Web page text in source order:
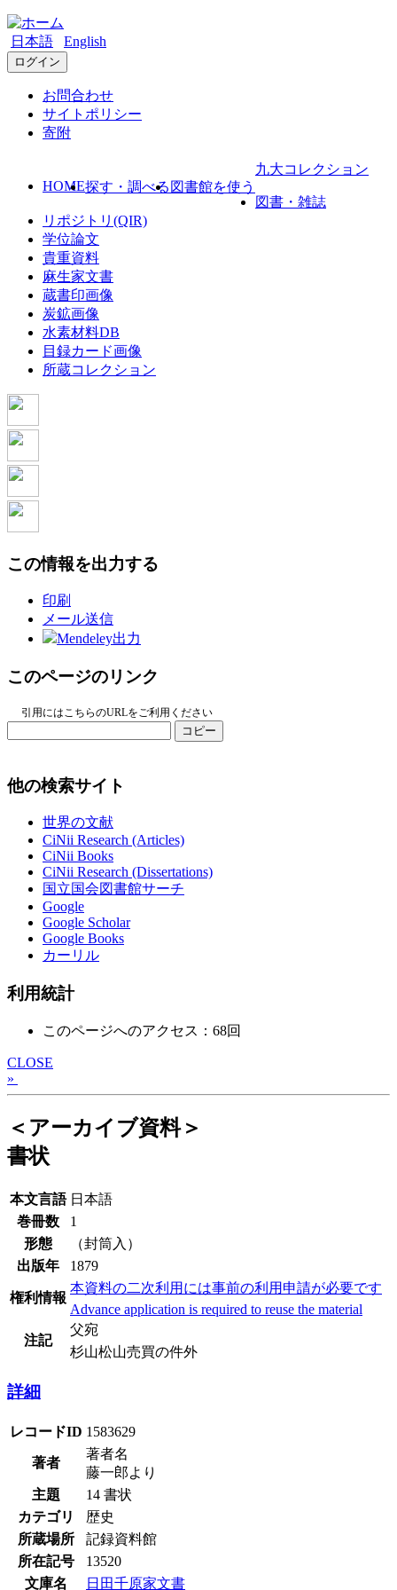
日本語 English
ログイン
お問合わせ
サイトポリシー
寄附
HOME探す・調べる 図書館を使う
九大コレクション
図書・雑誌
リポジトリ(QIR)
学位論文
貴重資料
麻生家文書
蔵書印画像
炭鉱画像
水素材料DB
目録カード画像
所蔵コレクション
この情報を出力する
印刷
メール送信
Mendeley出力
このページのリンク
引用にはこちらのURLをご利用ください
コピー
他の検索サイト
世界の文献
CiNii Research (Articles)
CiNii Books
CiNii Research (Dissertations)
国立国会図書館サーチ
Google
Google Scholar
Google Books
カーリル
利用統計
このページへのアクセス：68回
CLOSE
»
＜アーカイブ資料＞
書状
本文言語 日本語
巻冊数
1
形態
（封筒入）
出版年
1879
権利情報
本資料の二次利用には事前の利用申請が必要です
Advance application is required to reuse the material
注記
父宛
杉山松山売買の件外
詳細
レコードID 1583629
著者
著者名
藤一郎より
主題
14 書状
カテゴリ
歴史
所蔵場所
記録資料館
所在記号
13520
文庫名
日田千原家文書